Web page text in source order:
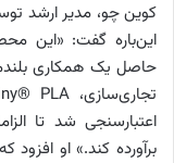
این‌باره گفت: «این
حاصل یک همکاری
اعتبارسنجی شد تا